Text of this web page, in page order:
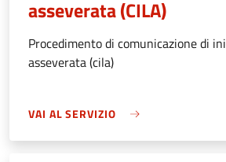
asseverata (CILA)
Procedimento di comunicazione di
asseverata (cila)
VAI AL SERVIZIO